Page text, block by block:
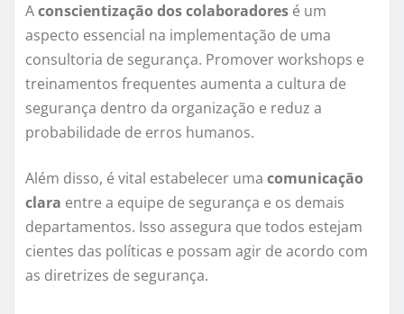
Aconscientização dos colaboradores é um
aspecto essencial na implementação de uma
consultoria de segurança. Promover workshops e
treinamentos frequentes aumenta a cultura de
segurança dentro da organização e reduz a
probabilidade de erros humanos.
Além disso, é vital estabelecer uma comunicação
clara entre a equipe de segurança e os demais
departamentos. Isso assegura que todos estejam
cientes das políticas e possam agir de acordo com
as diretrizes de segurança.